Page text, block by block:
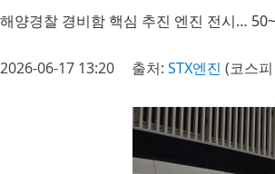
해양경찰 경비함 핵심 추진 엔진 전시…
2026-06-17 13:20 출처: STX엔진 (코스피